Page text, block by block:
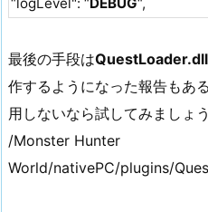
最後の手段はQuestLoader.dll
作するようになった報告もあ
用しないなら試してみましょう
/Monster Hunter
World/nativePC/plugins/